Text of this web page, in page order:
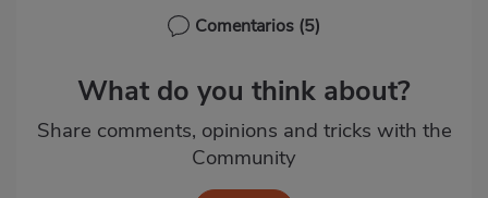
Comentarios (5)
What do you think about?
Share comments, opinions and tricks with the
Community